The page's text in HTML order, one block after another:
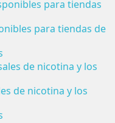
para tiendas de
de nicotina y los